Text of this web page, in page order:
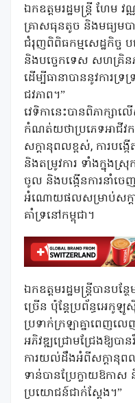
ឯកឧត្តមរដ្ឋមន្ត្រី ហែម
គ្រាសធុនតូច និងមធ្យមប
ជំរុញពិពិធកម្មសេដ្ឋកិច្ច
និងបច្ចេកទេស សហគ្រិនភា
ដើម្បីធានាបាននូវការ
ជវភាព។”
វេទិកានេះបានពិភាក្សា
កំណត់យថាប្រភេទអាជីវ
សក្តានុពលខ្ពស់, ការបង្កើត
និងតម្រូវការ ទាំងក្នុងស្
ចូល និងបង្កើនការនាំច
អំណោយផលសម្រាប់សក្តា
គាំទ្រនៅកម្ពុជា។
ឯកឧត្តមរដ្ឋមន្ត្រីបានបន្
ច្រើន ប៉ុន្តែប្រព័ន្ធអេកូ
ប្រទាក់ក្រឡាគ្នាពេញលេ
អភិវឌ្ឍជ្រោមជ្រែងឱ្យបា
ការយល់ដឹងអំពីសក្តានុពល
ទាន់បានប្រែក្លាយឱកា
ប្រយោជន៍ជាក់ស្តែង។”